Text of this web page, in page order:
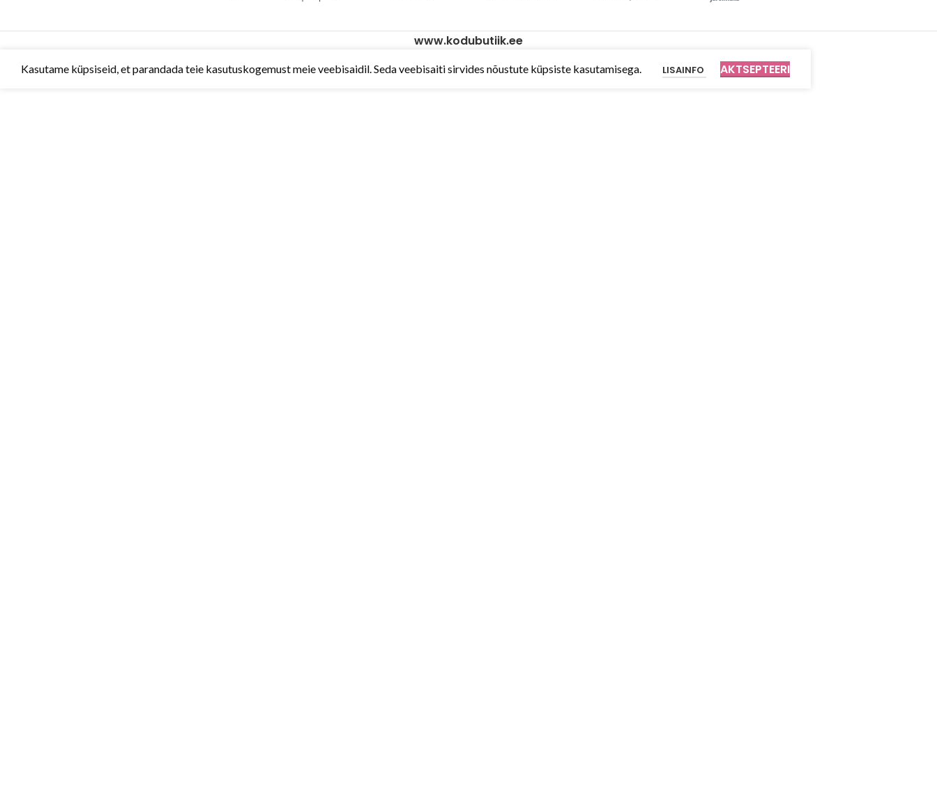
www.kodubutiik.ee
Kasutame küpsiseid, et parandada teie kasutuskogemust meie veebisaidil. Seda veebisaiti sirvides nõustute küpsiste kasutamisega. LISAINFO AKTSEPTEERI